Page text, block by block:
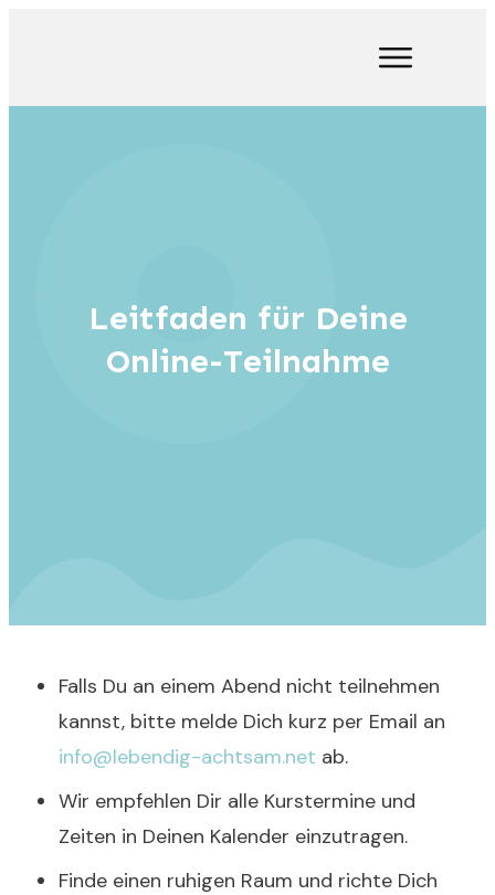
Leitfaden für Deine
Online-Teilnahme
Falls Du an einem Abend nicht teilnehmen
kannst, bitte melde Dich kurz per Email an
info@lebendig-achtsam.net ab.
Wir empfehlen Dir alle Kurstermine und
Zeiten in Deinen Kalender einzutragen.
Finde einen ruhigen Raum und richte Dich